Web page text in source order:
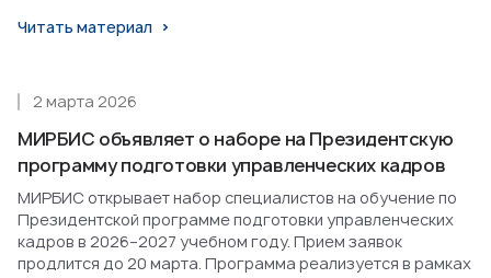
Читать материал
МИРБИС объявляет о наборе на Президентскую
программу подготовки управленческих кадров
2 марта 2026
МИРБИС открывает набор специалистов на обучение по
Президентской программе подготовки управленческих
кадров в 2026–2027 учебном году. Прием заявок
продлится до 20 марта. Программа реализуется в рамках